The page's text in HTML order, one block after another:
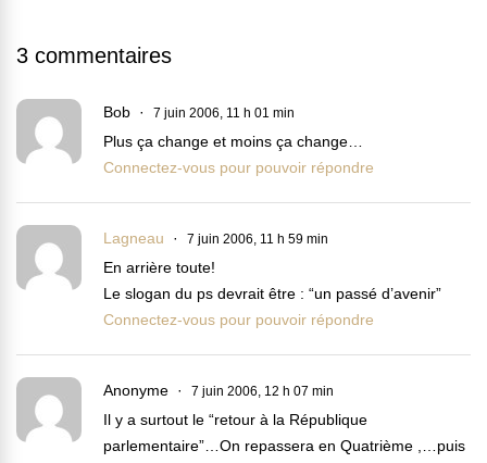
3 commentaires
Bob 7 juin 2006, 11 h 01 min
Plus ça change et moins ça change…
Connectez-vous pour pouvoir répondre
Lagneau 7 juin 2006, 11 h 59 min
En arrière toute!
Le slogan du ps devrait être : “un passé d’avenir”
Connectez-vous pour pouvoir répondre
Anonyme 7 juin 2006, 12 h 07 min
Il y a surtout le “retour à la République
parlementaire”…On repassera en Quatrième ,…puis